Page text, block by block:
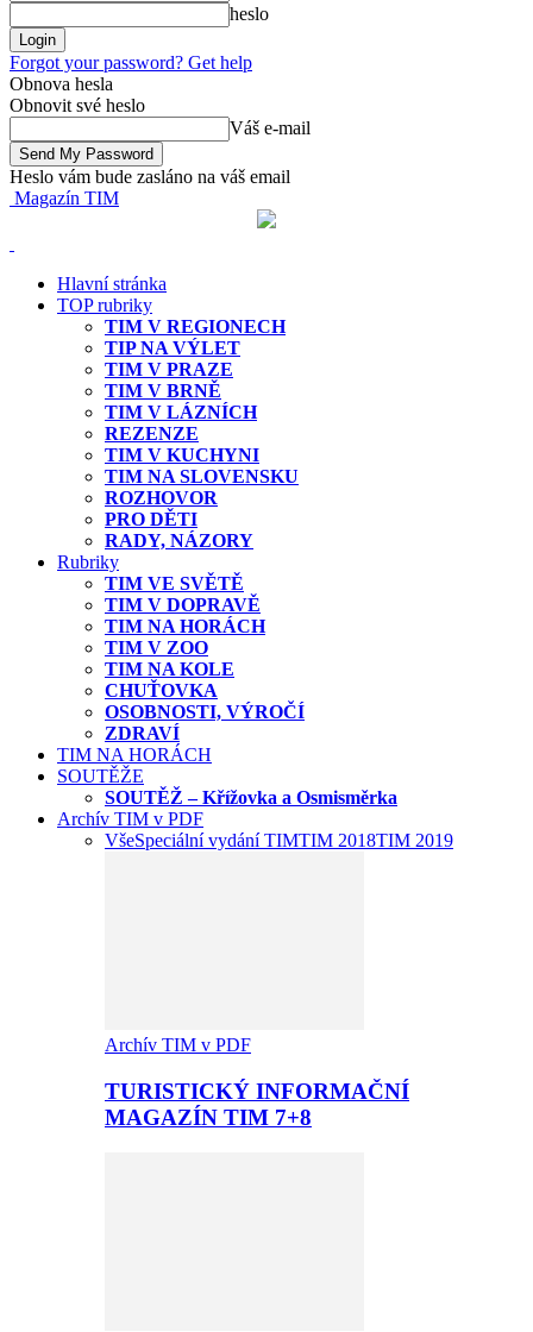
heslo
Forgot your password? Get help
Obnova hesla
Obnovit své heslo
Váš e-mail
Heslo vám bude zasláno na váš email
Magazín TIM
Hlavní stránka
TOP rubriky
TIM V REGIONECH
TIP NA VÝLET
TIM V PRAZE
TIM V BRNĚ
TIM V LÁZNÍCH
REZENZE
TIM V KUCHYNI
TIM NA SLOVENSKU
ROZHOVOR
PRO DĚTI
RADY, NÁZORY
Rubriky
TIM VE SVĚTĚ
TIM V DOPRAVĚ
TIM NA HORÁCH
TIM V ZOO
TIM NA KOLE
CHUŤOVKA
OSOBNOSTI, VÝROČÍ
ZDRAVÍ
TIM NA HORÁCH
SOUTĚŽE
SOUTĚŽ – Křížovka a Osmisměrka
Archív TIM v PDF
VšeSpeciální vydání TIMTIM 2018TIM 2019
Archív TIM v PDF
TURISTICKÝ INFORMAČNÍ
MAGAZÍN TIM 7+8